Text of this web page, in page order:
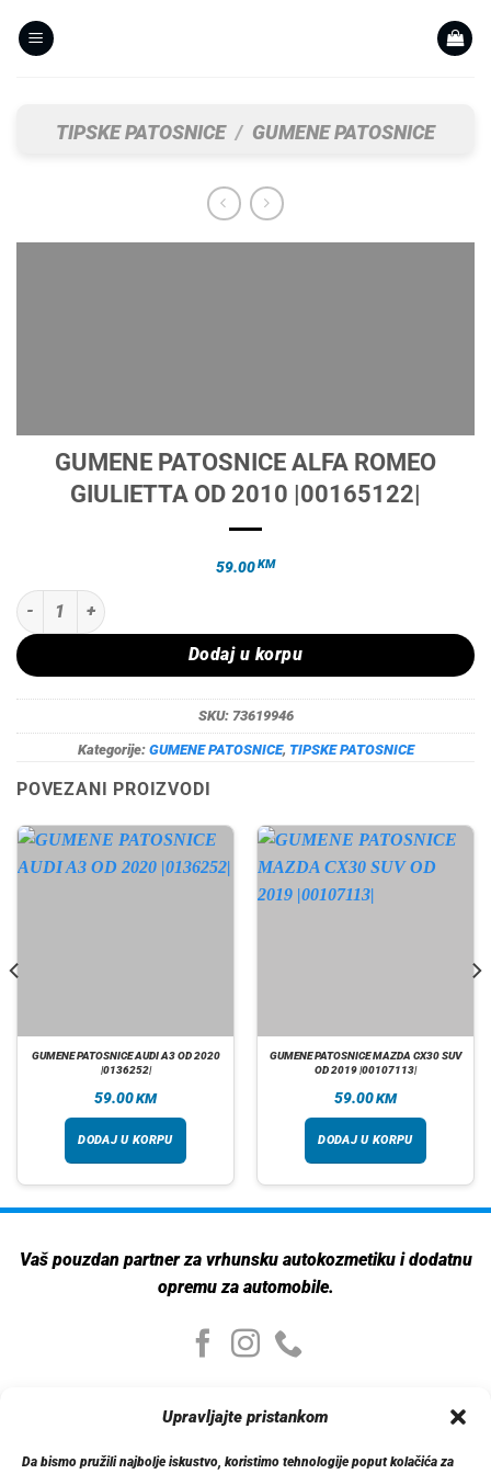
Upravljajte pristankom
Da bismo pružili najbolje iskustvo, koristimo tehnologije poput kolačića za
TIPSKE PATOSNICE / GUMENE PATOSNICE
GUMENE PATOSNICE ALFA ROMEO
GIULIETTA OD 2010 |00165122|
59.00KM
GUMENE PATOSNICE ALFA ROMEO GIULIETTA OD 2010 |00165122|
Dodaj u korpu
SKU: 73619946
Kategorije: GUMENE PATOSNICE, TIPSKE PATOSNICE
POVEZANI PROIZVODI
GUMENE PATOSNICE AUDI A3 OD 2020
|0136252|
59.00KM
DODAJ U KORPU
GUMENE PATOSNICE MAZDA CX30 SUV
OD 2019 |00107113|
59.00KM
DODAJ U KORPU
Vaš pouzdan partner za vrhunsku autokozmetiku i dodatnu
opremu za automobile.
Moj nalog
Moj nalog
Moje narudžbe